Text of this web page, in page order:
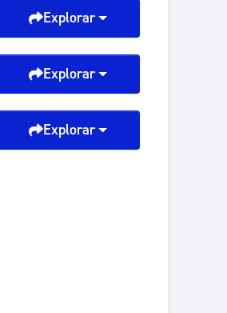
Explorar
Explorar
Explorar